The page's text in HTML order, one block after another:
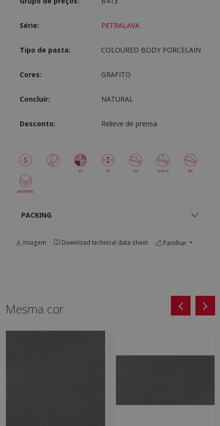
Série: PETRALAVA
Tipo de pasta: COLOURED BODY PORCELAIN
Cores: GRAFITO
Concluir: NATURAL
Desconto: Relieve de prensa
PACKING
Imagem Download technical data sheet Partilhar
Mesma cor